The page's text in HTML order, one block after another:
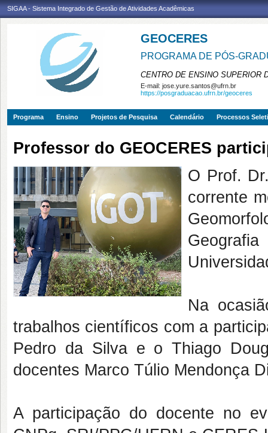
SIGAA - Sistema Integrado de Gestão de Atividades Acadêmicas
GEOCERES
PROGRAMA DE PÓS-
CENTRO DE ENSINO SUPERIOR
E-mail: jose.yure.santos@ufrn.br
https://posgraduacao.ufrn.br/geoceres
Programa Ensino Projetos de Pesquisa Calendário Processos
Professor do GEOCERES
O Prof.
corrente
Na
trabalhos científicos com a
Pedro da Silva e o Thiago
docentes Marco Túlio Mendonça
A participação do docente no